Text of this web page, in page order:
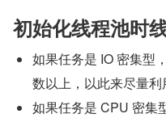
初始化线程池时
如果任务是 IO 密集型
数以上，以此来尽量利
如果任务是 CPU 密集